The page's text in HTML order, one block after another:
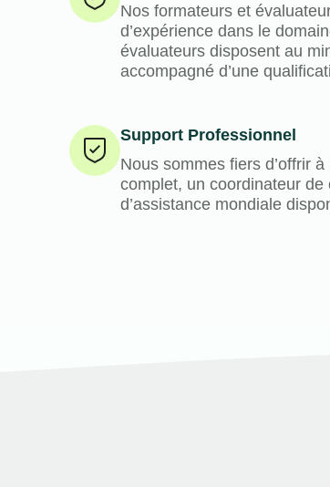
Nos formateurs et
d’expérience dans le
évaluateurs disposent au
accompagné d’une
Support Professionnel
Nous sommes fiers d’offrir
complet, un coordinateur
d’assistance mondiale